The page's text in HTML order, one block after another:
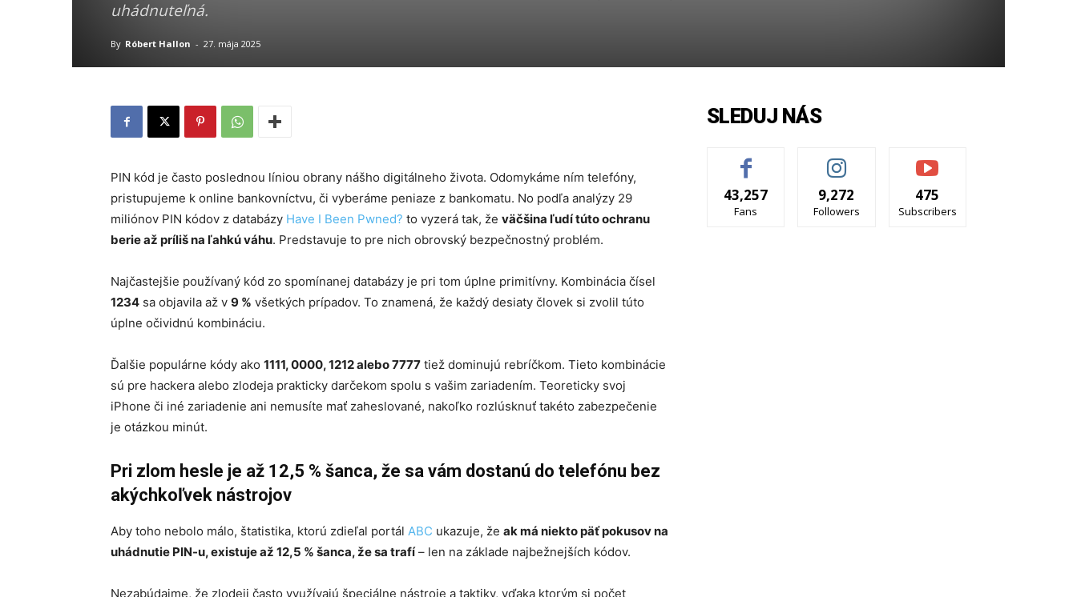
uhádnuteľná.
By Róbert Hallon - 27. mája 2025
PIN kód je často poslednou líniou obrany nášho digitálneho života. Odomykáme ním telefóny,
pristupujeme k online bankovníctvu, či vyberáme peniaze z bankomatu. No podľa analýzy 29
miliónov PIN kódov z databázy Have I Been Pwned? to vyzerá tak, že väčšina ľudí túto ochranu
berie až príliš na ľahkú váhu. Predstavuje to pre nich obrovský bezpečnostný problém.
Najčastejšie používaný kód zo spomínanej databázy je pri tom úplne primitívny. Kombinácia čísel
1234 sa objavila až v 9 % všetkých prípadov. To znamená, že každý desiaty človek si zvolil túto
úplne očividnú kombináciu.
Ďalšie populárne kódy ako 1111, 0000, 1212 alebo 7777 tiež dominujú rebríčkom. Tieto kombinácie
sú pre hackera alebo zlodeja prakticky darčekom spolu s vašim zariadením. Teoreticky svoj
iPhone či iné zariadenie ani nemusíte mať zaheslované, nakoľko rozlúsknuť takéto zabezpečenie
je otázkou minút.
Pri zlom hesle je až 12,5 % šanca, že sa vám dostanú do telefónu bez
akýchkoľvek nástrojov
Aby toho nebolo málo, štatistika, ktorú zdieľal portál ABC ukazuje, že ak má niekto päť pokusov na
uhádnutie PIN-u, existuje až 12,5 % šanca, že sa trafí– len na základe najbežnejších kódov.
Nezabúdajme, že zlodeji často využívajú špeciálne nástroje a taktiky, vďaka ktorým si počet
SLEDUJ NÁS
43,257
Fans
9,272
Followers
475
Subscribers